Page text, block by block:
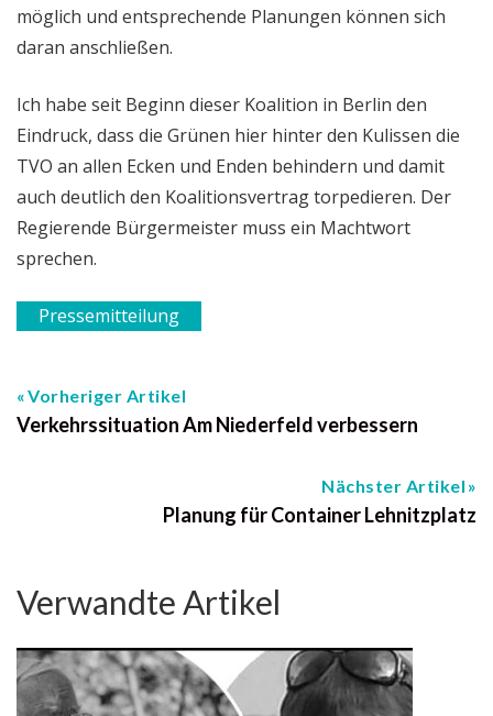
möglich und entsprechende Planungen können sich
daran anschließen.
Ich habe seit Beginn dieser Koalition in Berlin den
Eindruck, dass die Grünen hier hinter den Kulissen die
TVO an allen Ecken und Enden behindern und damit
auch deutlich den Koalitionsvertrag torpedieren. Der
Regierende Bürgermeister muss ein Machtwort
sprechen.
Pressemitteilung
Vorheriger Artikel
Verkehrssituation Am Niederfeld verbessern
Nächster Artikel
Planung für Container Lehnitzplatz
Verwandte Artikel